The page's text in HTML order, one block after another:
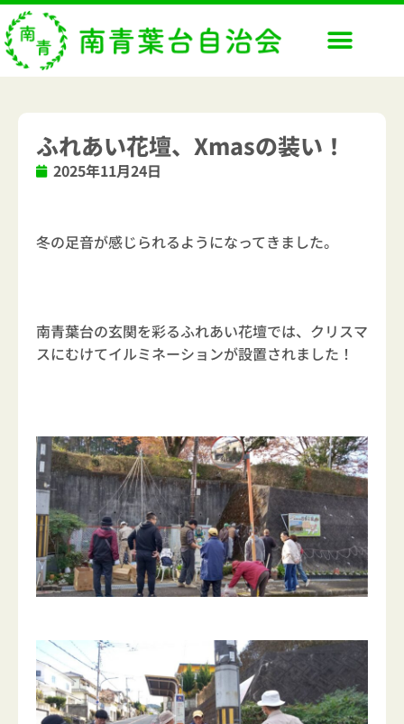
内
容
を
ス
ふれあい花壇、Xmasの装い！
2025年11月24日
冬の足音が感じられるようになってきました。
南青葉台の玄関を彩るふれあい花壇では、クリスマ
スにむけてイルミネーションが設置されました！